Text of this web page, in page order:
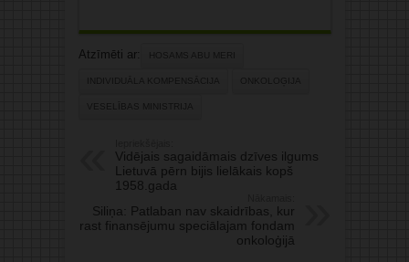
Atzīmēti ar: HOSAMS ABU MERI
INDIVIDUĀLA KOMPENSĀCIJA ONKOLOĢIJA
VESELĪBAS MINISTRIJA
Vidējais sagaidāmais dzīves ilgums
Lietuvā pērn bijis lielākais kopš
1958.gada
Siliņa: Patlaban nav skaidrības, kur
rast finansējumu speciālajam fondam
onkoloģijā